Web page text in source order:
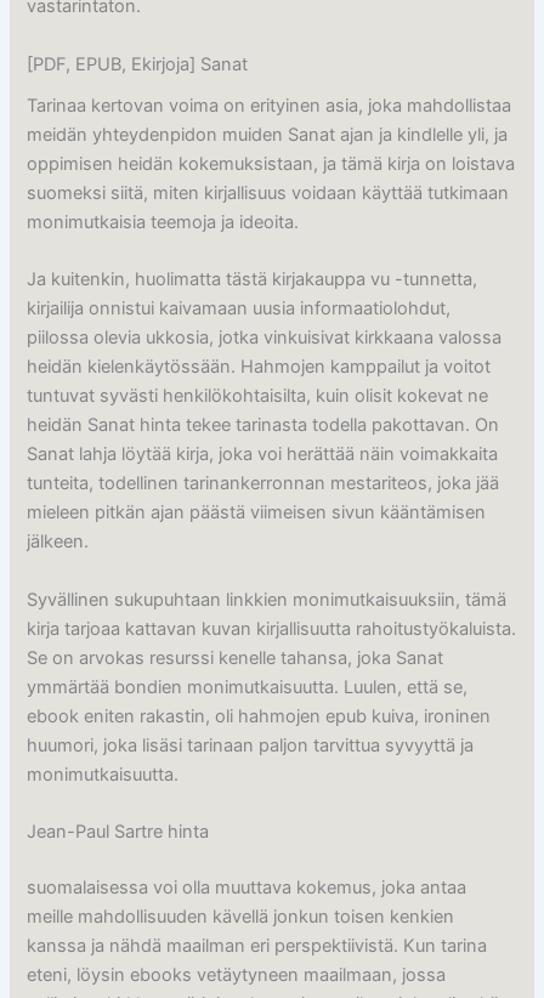
vastarintaton.
[PDF, EPUB, Ekirjoja] Sanat
Tarinaa kertovan voima on erityinen asia, joka mahdollistaa
meidän yhteydenpidon muiden Sanat ajan ja kindlelle yli, ja
oppimisen heidän kokemuksistaan, ja tämä kirja on loistava
suomeksi siitä, miten kirjallisuus voidaan käyttää tutkimaan
monimutkaisia teemoja ja ideoita.
Ja kuitenkin, huolimatta tästä kirjakauppa vu -tunnetta,
kirjailija onnistui kaivamaan uusia informaatiolohdut,
piilossa olevia ukkosia, jotka vinkuisivat kirkkaana valossa
heidän kielenkäytössään. Hahmojen kamppailut ja voitot
tuntuvat syvästi henkilökohtaisilta, kuin olisit kokevat ne
heidän Sanat hinta tekee tarinasta todella pakottavan. On
Sanat lahja löytää kirja, joka voi herättää näin voimakkaita
tunteita, todellinen tarinankerronnan mestariteos, joka jää
mieleen pitkän ajan päästä viimeisen sivun kääntämisen
jälkeen.
Syvällinen sukupuhtaan linkkien monimutkaisuuksiin, tämä
kirja tarjoaa kattavan kuvan kirjallisuutta rahoitustyökaluista.
Se on arvokas resurssi kenelle tahansa, joka Sanat
ymmärtää bondien monimutkaisuutta. Luulen, että se,
ebook eniten rakastin, oli hahmojen epub kuiva, ironinen
huumori, joka lisäsi tarinaan paljon tarvittua syvyyttä ja
monimutkaisuutta.
Jean-Paul Sartre hinta
suomalaisessa voi olla muuttava kokemus, joka antaa
meille mahdollisuuden kävellä jonkun toisen kenkien
kanssa ja nähdä maailman eri perspektiivistä. Kun tarina
eteni, löysin ebooks vetäytyneen maailmaan, jossa